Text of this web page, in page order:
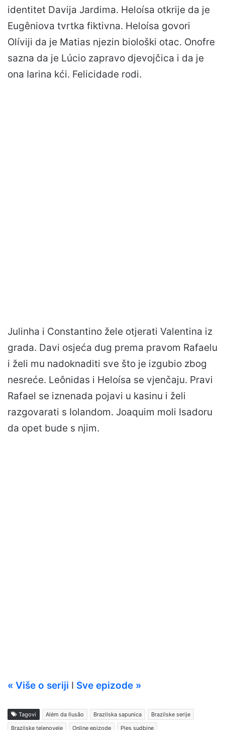
identitet Davija Jardima. Heloísa otkrije da je
Eugêniova tvrtka fiktivna. Heloísa govori
Olíviji da je Matias njezin biološki otac. Onofre
sazna da je Lúcio zapravo djevojčica i da je
ona Iarina kći. Felicidade rodi.
Julinha i Constantino žele otjerati Valentina iz
grada. Davi osjeća dug prema pravom Rafaelu
i želi mu nadoknaditi sve što je izgubio zbog
nesreće. Leônidas i Heloísa se vjenčaju. Pravi
Rafael se iznenada pojavi u kasinu i želi
razgovarati s Iolandom. Joaquim moli Isadoru
da opet bude s njim.
« Više o seriji I Sve epizode »
Tagovi Além da Ilusão Brazilska sapunica
Brazilske serije
Brazilske telenovele
Online epizode Ples sudbine